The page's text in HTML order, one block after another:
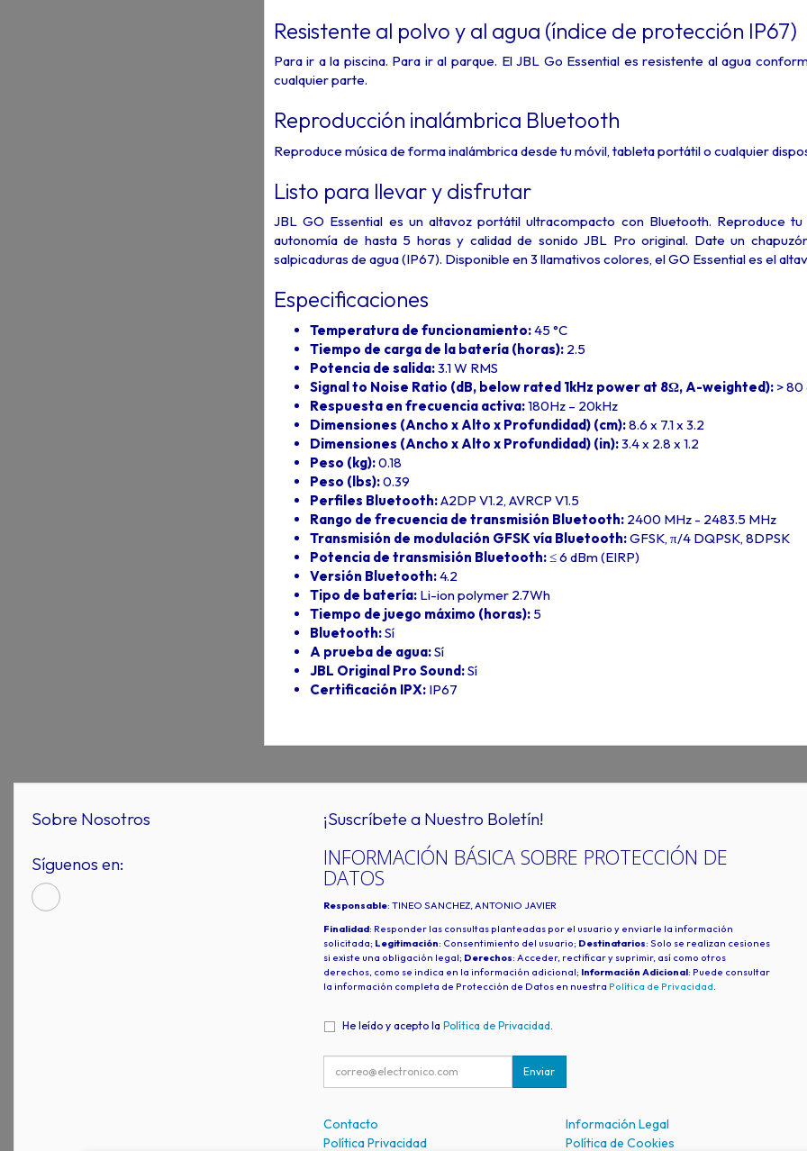
Resistente al polvo y al agua (índice de protección IP67)
Para ir a la piscina. Para ir al parque. El JBL Go Essential es resistente al agua
cualquier parte.
Reproducción inalámbrica Bluetooth
Reproduce música de forma inalámbrica desde tu móvil, tableta portátil o cualquier
Listo para llevar y disfrutar
JBL GO Essential es un altavoz portátil ultracompacto con Bluetooth. Reproduce
autonomía de hasta 5 horas y calidad de sonido JBL Pro original. Date un
salpicaduras de agua (IP67). Disponible en 3 llamativos colores, el GO Essential es el
Especificaciones
Temperatura de funcionamiento:45 °C
Tiempo de carga de la batería (horas): 2.5
Potencia de salida:3.1 W RMS
Signal to Noise Ratio (dB, below rated 1kHz power at 8Ω, A-weighted): > 80
Respuesta en frecuencia activa:180Hz – 20kHz
Dimensiones (Ancho x Alto x Profundidad) (cm):8.6 x 7.1 x 3.2
Dimensiones (Ancho x Alto x Profundidad) (in):3.4 x 2.8 x 1.2
Peso (kg):0.18
Peso (lbs):0.39
Perfiles Bluetooth:A2DP V1.2, AVRCP V1.5
Rango de frecuencia de transmisión Bluetooth: 2400 MHz - 2483.5 MHz
Transmisión de modulación GFSK vía Bluetooth:GFSK, π/4 DQPSK, 8DPSK
Potencia de transmisión Bluetooth:≤ 6 dBm (EIRP)
Versión Bluetooth:4.2
Tipo de batería: Li-ion polymer 2.7Wh
Tiempo de juego máximo (horas): 5
Bluetooth:Sí
A prueba de agua:Sí
JBL Original Pro Sound:Sí
Certificación IPX: IP67
Sobre Nosotros
Síguenos en:
¡Suscríbete a Nuestro Boletín!
INFORMACIÓN BÁSICA SOBRE PROTECCIÓN DE
DATOS
Responsable: TINEO SANCHEZ, ANTONIO JAVIER
Finalidad: Responder las consultas planteadas por el usuario y enviarle la información
solicitada; Legitimación: Consentimiento del usuario; Destinatarios: Solo se realizan cesiones
si existe una obligación legal; Derechos: Acceder, rectificar y suprimir, así como otros
derechos, como se indica en la información adicional; Información Adicional: Puede consultar
la información completa de Protección de Datos en nuestra Política de Privacidad.
He leído y acepto la Política de Privacidad
Enviar
Contacto
Información Legal
Política Privacidad
Política de Cookies